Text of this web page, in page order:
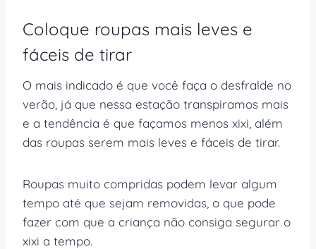
Coloque roupas mais leves e
fáceis de tirar
O mais indicado é que você faça o desfralde no
verão, já que nessa estação transpiramos mais
e a tendência é que façamos menos xixi, além
das roupas serem mais leves e fáceis de tirar.
Roupas muito compridas podem levar algum
tempo até que sejam removidas, o que pode
fazer com que a criança não consiga segurar o
xixi a tempo.